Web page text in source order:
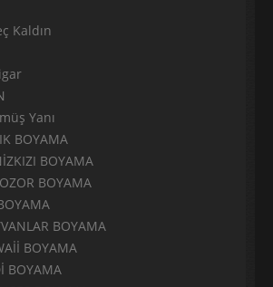
Kaldın
Yanı
BOYAMA
BOYAMA
BOYAMA
BOYAMA
BOYAMA
BOYAMA